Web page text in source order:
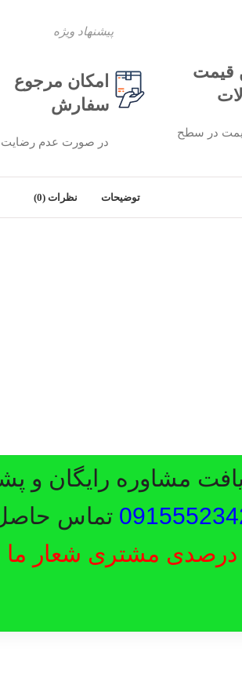
پیشنهاد ویژه
قیمت
در سطح
امکان مرجوع
سفارش
در صورت عدم رضایت
توضیحات نظرات (0)
مشاوره رایگان و
تماس حاصل
رضایت 100 درصدی مشتری